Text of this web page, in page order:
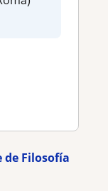
de Filosofía